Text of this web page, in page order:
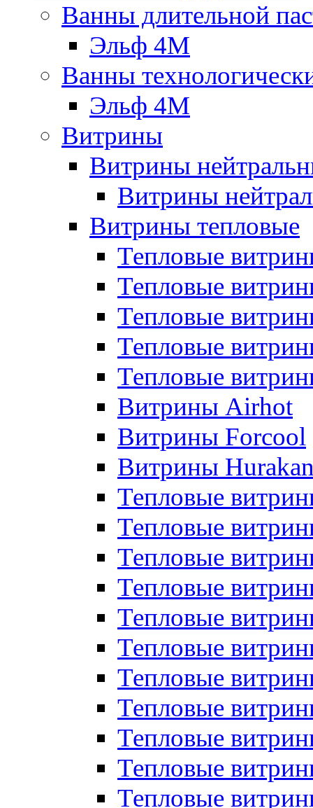
Ванны длительной
Эльф 4М
Ванны
Эльф 4М
Витрины
Витрины
Витрины
Витрины тепловые
Тепловые
Тепловые
Тепловые
Тепловые
Тепловые
Витрины Airhot
Витрины Forcool
Витрины
Тепловые
Тепловые
Тепловые
Тепловые
Тепловые
Тепловые
Тепловые
Тепловые
Тепловые
Тепловые
Тепловые